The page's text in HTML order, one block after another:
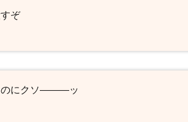
ぞ
のにクソ―――ッ